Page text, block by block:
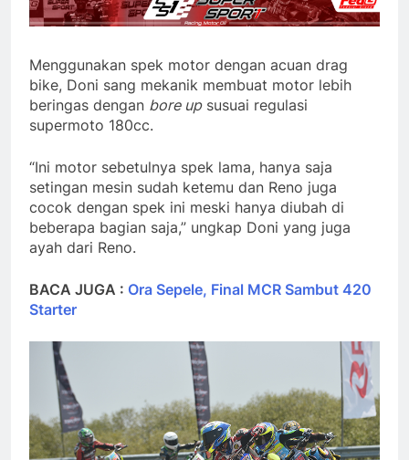
Menggunakan spek motor dengan acuan drag
bike, Doni sang mekanik membuat motor lebih
beringas dengan bore upsusuai regulasi
supermoto 180cc.
“Ini motor sebetulnya spek lama, hanya saja
setingan mesin sudah ketemu dan Reno juga
cocok dengan spek ini meski hanya diubah di
beberapa bagian saja,” ungkap Doni yang juga
ayah dari Reno.
BACA JUGA : Ora Sepele, Final MCR Sambut 420
Starter